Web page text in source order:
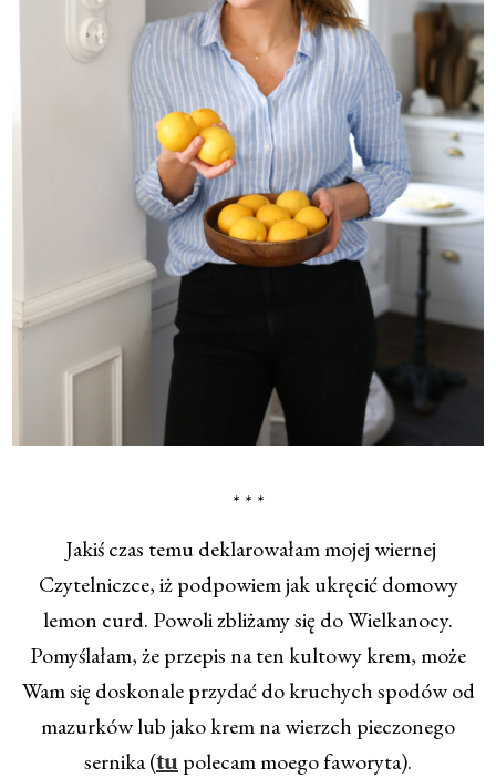
* * *
Jakiś czas temu deklarowałam mojej wiernej
Czytelniczce, iż podpowiem jak ukręcić domowy
lemon curd. Powoli zbliżamy się do Wielkanocy.
Pomyślałam, że przepis na ten kultowy krem, może
Wam się doskonale przydać do kruchych spodów od
mazurków lub jako krem na wierzch pieczonego
sernika (tu polecam moego faworyta).